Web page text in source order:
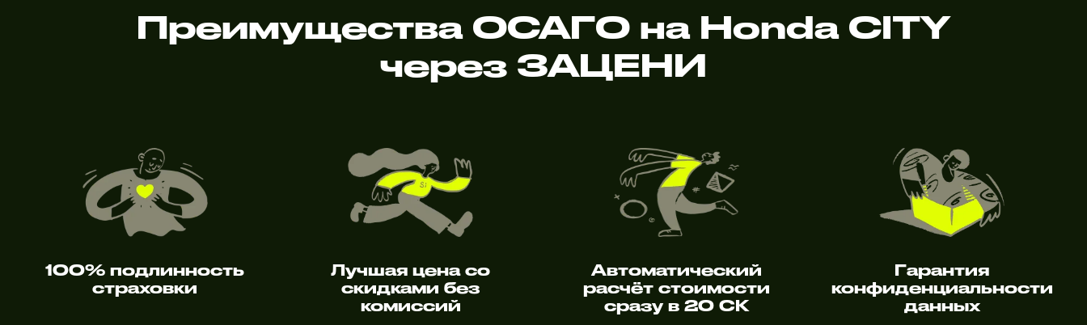
Преимущества ОСАГО на Honda CITY
через ЗАЦЕНИ
100% подлинность
страховки
Лучшая цена со
скидками без
комиссий
Автоматический
расчёт стоимости
сразу в 20 СК
Гарантия
конфиденциальности
данных